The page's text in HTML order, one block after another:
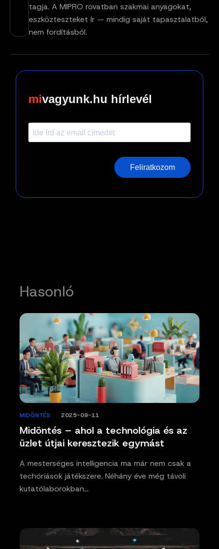
tagja. A MIPRO rovatban szakmai anyagokat,
eszközteszteket ír — mindig saját tapasztalatból,
nem fordításból.
vagyunk.hu hírlevél
Feliratkozom
Hasonló
Midöntés – ahol a technológia és az
üzlet útjai keresztezik egymást
MIDÖNTÉS 2025-09-11
A mesterséges intelligencia ma már nem csak a
techóriások játékszere. Néhány éve még távoli
kutatólaborokban…